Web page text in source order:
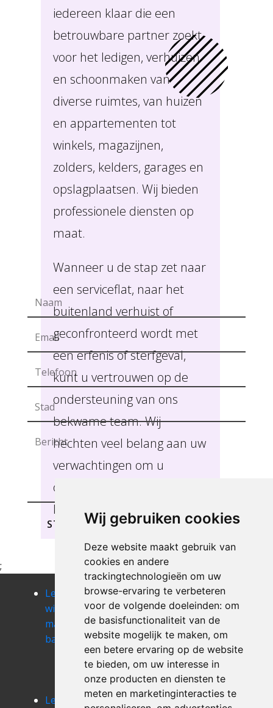
Wij gebruiken cookies
Deze website maakt gebruik van
cookies en andere
trackingtechnologieën om uw
browse-ervaring te verbeteren
voor de volgende doeleinden: om
de basisfunctionaliteit van de
website mogelijk te maken, om
een betere ervaring op de website
te bieden, om uw interesse in
onze producten en diensten te
meten en marketinginteracties te
iedereen klaar die een
betrouwbare partner zoekt
voor het ledigen, verhuizen
en schoonmaken van
diverse ruimtes, van huizen
en appartementen tot
winkels, magazijnen,
zolders, kelders, garages en
opslagplaatsen. Wij bieden
professionele diensten op
maat.
Wanneer u de stap zet naar
een serviceflat, naar het
buitenland verhuist of
geconfronteerd wordt met
een erfenis of sterfgeval,
kunt u vertrouwen op de
ondersteuning van ons
bekwame team. Wij
hechten veel belang aan uw
verwachtingen om u
optimaal van dienst te
kunnen zijn, Bambrugge.
STUREN
;
Leegmaken
winkel of
magazij
bassevelde
Leegmaken
winkel of
magazij
bavegem
Leegmaken
winkel of
magazij bazel
Leegmaken
winkel of
magazij
beerlegem
Leegmaken
Leegmaken Leegmaken